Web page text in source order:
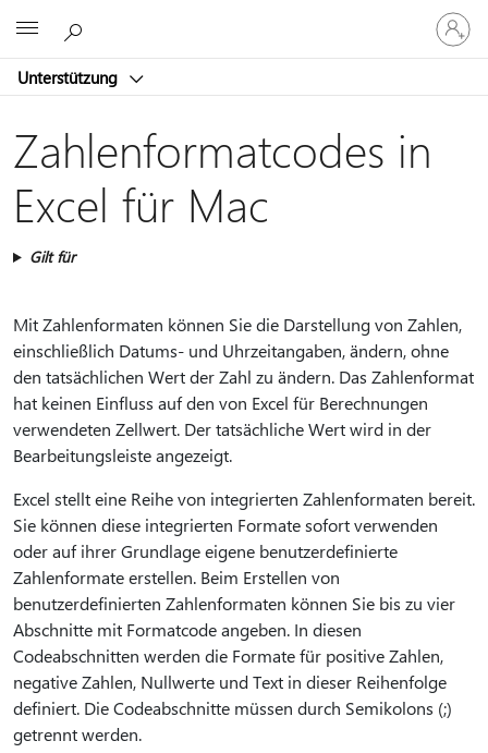
Unterstützung
Bei
Ihrem
Konto
Zahlenformatcodes in
Excel für Mac
Gilt für
Mit Zahlenformaten können Sie die Darstellung von Zahlen,
einschließlich Datums- und Uhrzeitangaben, ändern, ohne
den tatsächlichen Wert der Zahl zu ändern. Das Zahlenformat
hat keinen Einfluss auf den von Excel für Berechnungen
verwendeten Zellwert. Der tatsächliche Wert wird in der
Bearbeitungsleiste angezeigt.
Excel stellt eine Reihe von integrierten Zahlenformaten bereit.
Sie können diese integrierten Formate sofort verwenden
oder auf ihrer Grundlage eigene benutzerdefinierte
Zahlenformate erstellen. Beim Erstellen von
benutzerdefinierten Zahlenformaten können Sie bis zu vier
Abschnitte mit Formatcode angeben. In diesen
Codeabschnitten werden die Formate für positive Zahlen,
negative Zahlen, Nullwerte und Text in dieser Reihenfolge
definiert. Die Codeabschnitte müssen durch Semikolons (;)
getrennt werden.